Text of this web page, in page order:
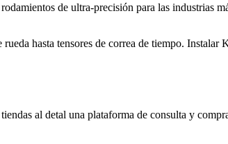
de ultra-precisión para las industrias
hasta tensores de correa de tiempo.
al detal una plataforma de consulta y